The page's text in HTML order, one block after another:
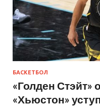
БАСКЕТБОЛ
«Голден Стэйт»
«Хьюстон»